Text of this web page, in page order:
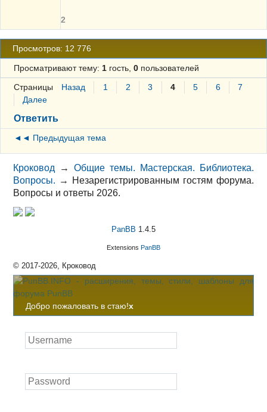
2
Просмотров: 12 776
Просматривают тему: 1гость, 0пользователей
Страницы Назад 1 2 3 4 5 6
7
Далее
Ответить
◄◄ Предыдущая тема
Кроковод →Общие темы. Мастерская. Библиотека.
Вопросы. →
Незарегистрированным гостям форума.
Вопросы и ответы 2026.
PanBB 1.4.5
Extensions PanBB
© 2017-2026, Кроковод
Добро пожаловать в стаю!x